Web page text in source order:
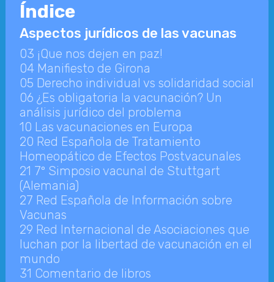
Índice
Aspectos jurídicos de las vacunas
03 ¡Que nos dejen en paz!
04 Manifiesto de Girona
05 Derecho individual vs solidaridad social
06 ¿Es obligatoria la vacunación? Un
análisis jurídico del problema
10 Las vacunaciones en Europa
20 Red Española de Tratamiento
Homeopático de Efectos Postvacunales
21 7º Simposio vacunal de Stuttgart
(Alemania)
27 Red Española de Información sobre
Vacunas
29 Red Internacional de Asociaciones que
luchan por la libertad de vacunación en el
mundo
31 Comentario de libros